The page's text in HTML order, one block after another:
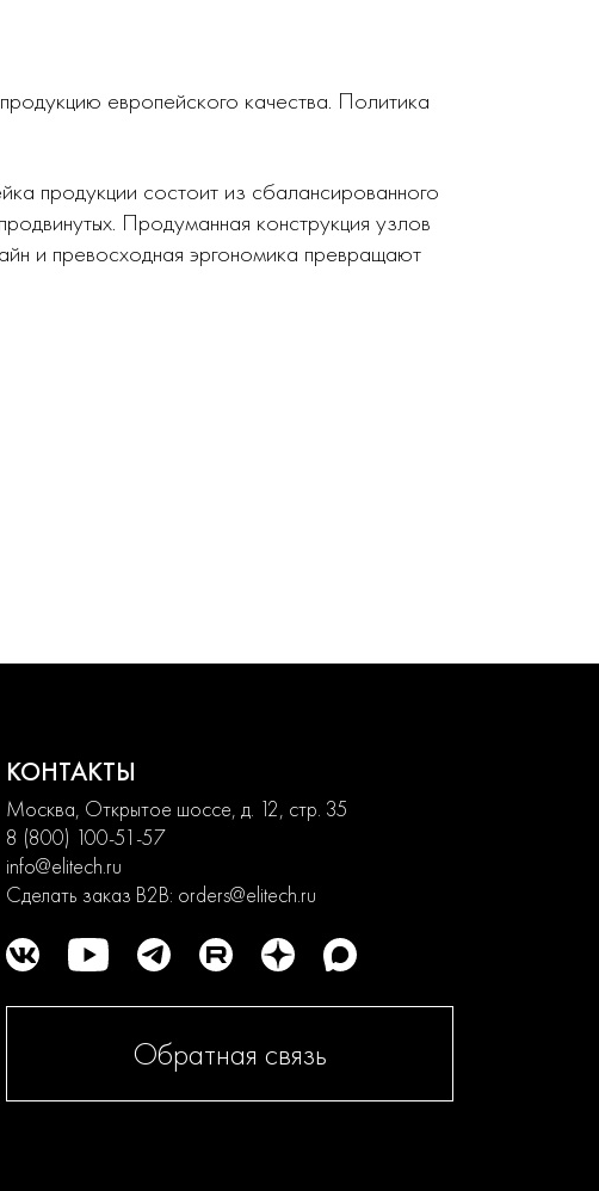
европейского качества. Политика
продукции состоит из сбалансированного
Продуманная конструкция узлов
и превосходная эргономика превращают
КОНТАКТЫ
Москва, Открытое шоссе, д. 12, стр. 35
8 (800) 100-51-57
info@elitech.ru
Сделать заказ B2B: orders@elitech.ru
Обратная связь